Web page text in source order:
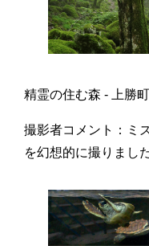
精霊の住む森 - 上勝
撮影者コメント：ミ
を幻想的に撮りました